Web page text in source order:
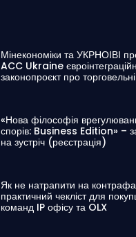
Мінекономіки та УКРНОІВІ
ACC Ukraine
законопроєкт про
«Нова філософія
спорів: Business Edition» –
на зустріч (реєстрація)
Як не натрапити на
практичний чекліст для
команд IP офісу та OLX